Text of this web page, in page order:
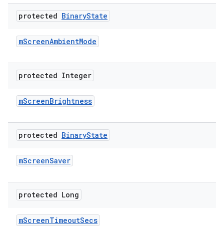
protected BinaryState
mScreenAmbientMode
protected Integer
mScreenBrightness
protected BinaryState
mScreenSaver
protected Long
mScreenTimeoutSecs